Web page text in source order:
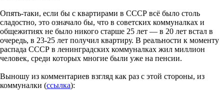
Опять-таки, если бы с квартирами в СССР всё было столь
сладостно, это означало бы, что в советских коммуналках и
общежитиях не было никого старше 25 лет — в 20 лет встал в
очередь, в 23-25 лет получил квартиру. В реальности к моменту
распада СССР в ленинградских коммуналках жил миллион
человек, среди которых многие были уже на пенсии.
Выношу из комментариев взгляд как раз с этой стороны, из
коммуналки (ссылка):